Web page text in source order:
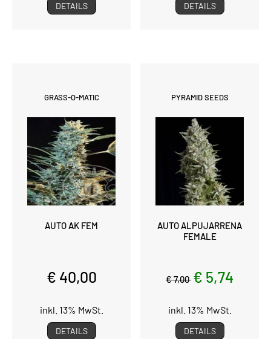
DETAILS DETAILS
GRASS-O-MATIC
AUTO AK FEM
€ 40,00
inkl. 13% MwSt.
DETAILS
PYRAMID SEEDS
AUTO ALPUJARRENA
FEMALE
€ 7,00 € 5,74
inkl. 13% MwSt.
DETAILS